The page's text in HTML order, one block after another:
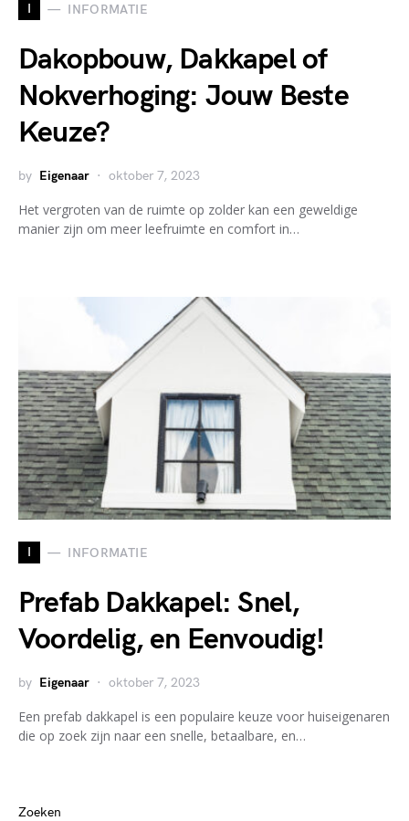
I INFORMATIE
Dakopbouw, Dakkapel of
Nokverhoging: Jouw Beste
Keuze?
by Eigenaar oktober 7, 2023
Het vergroten van de ruimte op zolder kan een geweldige
manier zijn om meer leefruimte en comfort in…
I INFORMATIE
Prefab Dakkapel: Snel,
Voordelig, en Eenvoudig!
by Eigenaar oktober 7, 2023
Een prefab dakkapel is een populaire keuze voor huiseigenaren
die op zoek zijn naar een snelle, betaalbare, en…
Zoeken